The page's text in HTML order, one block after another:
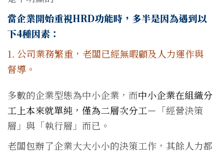
當企業開始重視HRD功能時，多半是因為遇到以
下4種因素：
1. 公司業務繁重，老闆已經無暇顧及人力運作與
督導。
多數的企業型態為中小企業，而中小企業在組織分
工上本來就單純，僅為二層次分工－ 「經營決策
層」與「執行層」而已。
老闆包辦了企業大大小小的決策工作，其餘人力都